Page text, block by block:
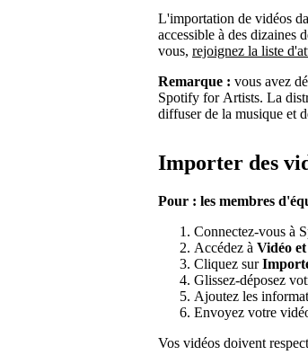
L'importation de vidéos
accessible à des dizaines
vous, rejoignez la liste
Remarque : vous avez
Spotify for Artists. La
diffuser de la musique et
Importer des
Pour : les membres
Connectez-vous à
Accédez à Vidéo
Cliquez sur
Glissez-déposez
Ajoutez les
Envoyez votre
Vos vidéos doivent